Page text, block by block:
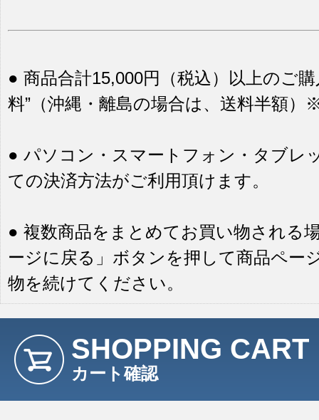
● 商品合計15,000円（税込）以上のご購
料”（沖縄・離島の場合は、送料半額）
● パソコン・スマートフォン・タブレ
ての決済方法がご利用頂けます。
● 複数商品をまとめてお買い物される
ージに戻る」ボタンを押して商品ペー
物を続けてください。
SHOPPING CART
カート確認